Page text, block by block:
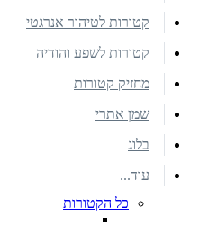
קטורות לטיהור אנרגטי
קטורות לשפע והודיה
מחזיק קטורות
שמן אתרי
בלוג
עוד...
כל הקטורות